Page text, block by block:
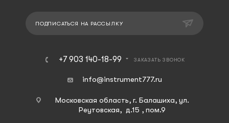
ПОДПИСАТЬСЯ НА РАССЫЛКУ
+7 903 140-18-99 ЗАКАЗАТЬ ЗВОНОК
info@instrument777.ru
Московская область, г. Балашиха, ул.
Реутовская, д.15 , пом.9